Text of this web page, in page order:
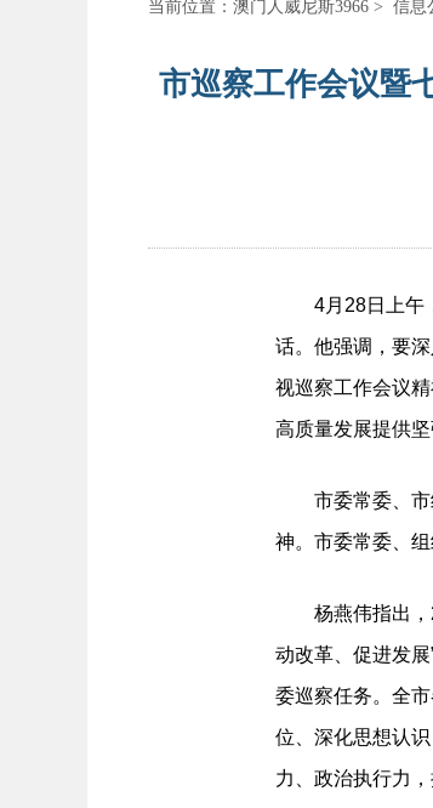
当前位置： 澳门人威尼斯3966 > 信息
市巡察工作会议暨
4月28日上午，
话。他强调，要
视巡察工作会议
高质量发展提供坚
市委常委、市纪
神。市委常委、
杨燕伟指出，
动改革、促进发
委巡察任务。全
位、深化思想认识
力、政治执行力